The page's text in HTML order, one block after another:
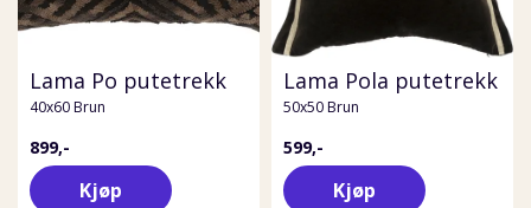
Lama Po putetrekk
40x60 Brun
899,-
Kjøp
Lama Pola putetrekk
50x50 Brun
599,-
Kjøp